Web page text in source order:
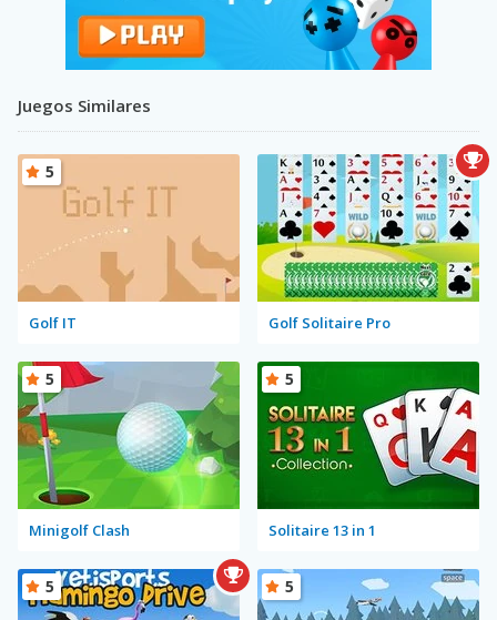
Juegos Similares
Golf IT
5
Golf Solitaire Pro
Minigolf Clash
5
Solitaire 13 in 1
5
5 5